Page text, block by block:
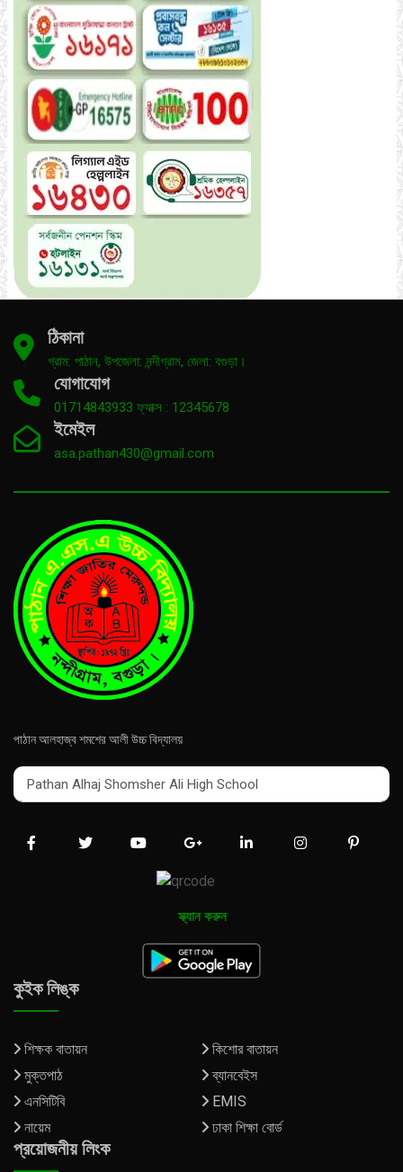
ঠিকানা
গ্রাম: পাঠান, উপজেলা: নন্দীগ্রাম, জেলা: বগুড়া।
যোগাযোগ
01714843933 ফ্যাক্স : 12345678
ইমেইল
asa.pathan430@gmail.com
পাঠান আলহাজ্ব শমশের আলী উচ্চ বিদ্যালয়
Pathan Alhaj Shomsher Ali High School
Pathan Alhaj Shomsher Ali High School
স্ক্যান করুন
কুইক লিঙ্ক
শিক্ষক বাতায়ন
কিশোর বাতায়ন
মুক্তপাঠ
ব্যানবেইস
এনসিটিবি
EMIS
নায়েম
ঢাকা শিক্ষা বোর্ড
প্রয়োজনীয় লিংক